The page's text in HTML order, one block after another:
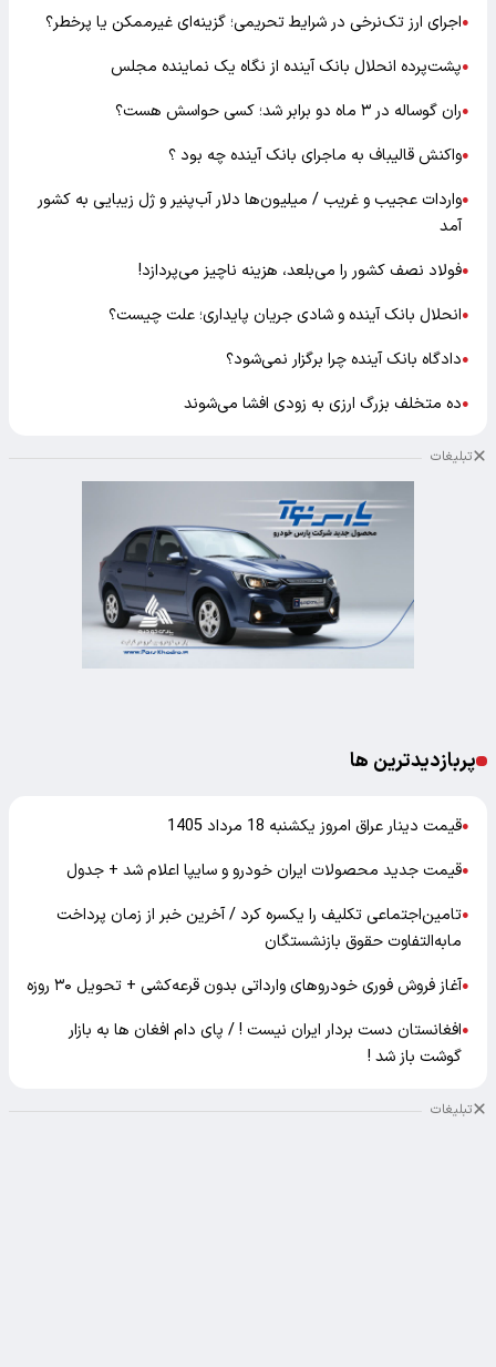
●اجرای ارز تک‌نرخی در شرایط تحریمی؛ گزینه‌ای غیرممکن یا پرخطر؟
●پشت‌پرده انحلال بانک آینده از نگاه یک نماینده مجلس
●ران گوساله در ۳ ماه دو برابر شد؛ کسی حواسش هست؟
●واکنش قالیباف به ماجرای بانک آینده چه بود ؟
●واردات عجیب و غریب / میلیون‌ها دلار آب‌پنیر و ژل زیبایی به کشور
آمد
●فولاد نصف کشور را می‌بلعد، هزینه ناچیز می‌پردازد!
●انحلال بانک آینده و شادی جریان پایداری؛ علت چیست؟
●دادگاه بانک آینده چرا برگزار نمی‌شود؟
●ده متخلف بزرگ ارزی به زودی افشا می‌شوند
تبلیغات
پربازدیدترین ها
●قیمت دینار عراق امروز یکشنبه 18 مرداد 1405
●قیمت جدید محصولات ایران خودرو و سایپا اعلام شد + جدول
●تامین‌اجتماعی تکلیف را یکسره کرد / آخرین خبر از زمان پرداخت
مابه‌التفاوت حقوق بازنشستگان
●آغاز فروش فوری خودروهای وارداتی بدون قرعه‌کشی + تحویل ۳۰ روزه
●افغانستان دست بردار ایران نیست ! / پای دام افغان ها به بازار
گوشت باز شد !
تبلیغات